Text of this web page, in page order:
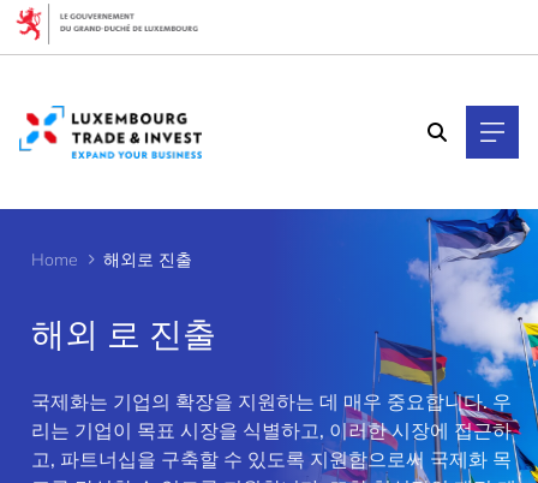
Home 해외로 진출
해외 로 진출
국제화는 기업의 확장을 지원하는 데 매우 중요합니다. 우
리는 기업이 목표 시장을 식별하고, 이러한 시장에 접근하
고, 파트너십을 구축할 수 있도록 지원함으로써 국제화 목
Cookies management panel